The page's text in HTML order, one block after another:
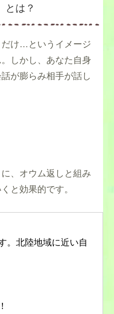
とは？
け…というイメージ
しかし、あなた自身
が膨らみ相手が話し
、オウム返しと組み
と効果的です。
。北陸地域に近い自